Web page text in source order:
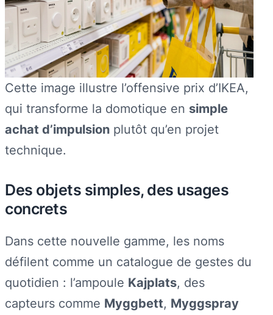
Cette image illustre l’offensive prix d’IKEA,
qui transforme la domotique en simple
achat d’impulsion plutôt qu’en projet
technique.
Des objets simples, des usages
concrets
Dans cette nouvelle gamme, les noms
défilent comme un catalogue de gestes du
quotidien : l’ampoule Kajplats, des
capteurs comme Myggbett, Myggspray